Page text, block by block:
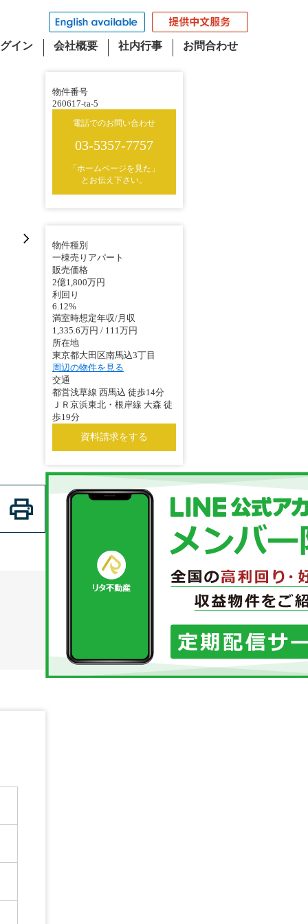
イン 会社概要 社内行事 お問合わせ
物件番号
260617-ta-5
電話でのお問い合わせ
03-5357-7757
「ホームページを見た」
とお伝え下さい。
物件種別
一棟売りアパート
販売価格
2億1,800万円
利回り
6.12%
満室時想定年収/月収
1,335.6万円 / 111万円
所在地
東京都大田区南馬込3丁目
周辺の物件を見る
交通
都営浅草線 西馬込 徒歩14分
ＪＲ京浜東北・根岸線 大森 徒
歩19分
資料請求をする